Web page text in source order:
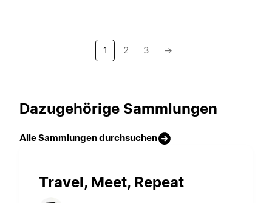
1 2 3 →
Dazugehörige Sammlungen
Alle Sammlungen durchsuchen
Travel, Meet, Repeat